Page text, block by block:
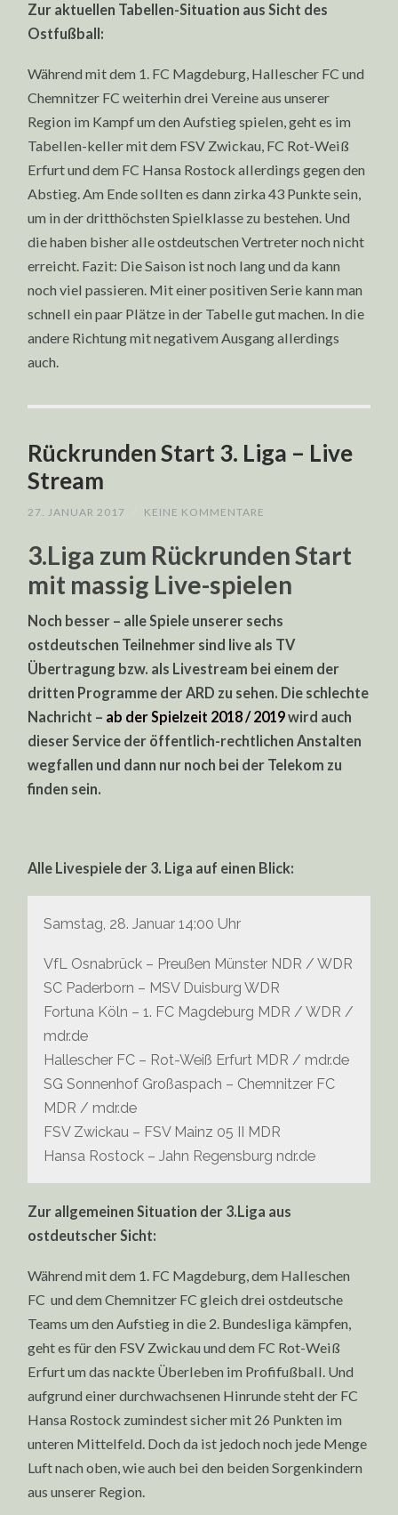
Zur aktuellen Tabellen-Situation aus Sicht des
Ostfußball:
Während mit dem 1. FC Magdeburg, Hallescher FC und
Chemnitzer FC weiterhin drei Vereine aus unserer
Region im Kampf um den Aufstieg spielen, geht es im
Tabellen-keller mit dem FSV Zwickau, FC Rot-Weiß
Erfurt und dem FC Hansa Rostock allerdings gegen den
Abstieg. Am Ende sollten es dann zirka 43 Punkte sein,
um in der dritthöchsten Spielklasse zu bestehen. Und
die haben bisher alle ostdeutschen Vertreter noch nicht
erreicht. Fazit: Die Saison ist noch lang und da kann
noch viel passieren. Mit einer positiven Serie kann man
schnell ein paar Plätze in der Tabelle gut machen. In die
andere Richtung mit negativem Ausgang allerdings
auch.
Rückrunden Start 3. Liga – Live
Stream
27. JANUAR 2017 KEINE KOMMENTARE
3.Liga zum Rückrunden Start
mit massig Live-spielen
Noch besser – alle Spiele unserer sechs
ostdeutschen Teilnehmer sind live als TV
Übertragung bzw. als Livestream bei einem der
dritten Programme der ARD zu sehen. Die schlechte
Nachricht – ab der Spielzeit 2018 / 2019wird auch
dieser Service der öffentlich-rechtlichen Anstalten
wegfallen und dann nur noch bei der Telekom zu
finden sein.
Alle Livespiele der 3. Liga auf einen Blick:
Samstag, 28. Januar 14:00 Uhr
VfL Osnabrück – Preußen Münster NDR / WDR
SC Paderborn – MSV Duisburg WDR
Fortuna Köln – 1. FC Magdeburg MDR / WDR /
mdr.de
Hallescher FC – Rot-Weiß Erfurt MDR / mdr.de
SG Sonnenhof Großaspach – Chemnitzer FC
MDR / mdr.de
FSV Zwickau – FSV Mainz 05 II MDR
Hansa Rostock – Jahn Regensburg ndr.de
Zur allgemeinen Situation der 3.Liga aus
ostdeutscher Sicht:
Während mit dem 1. FC Magdeburg, dem Halleschen
FC und dem Chemnitzer FC gleich drei ostdeutsche
Teams um den Aufstieg in die 2. Bundesliga kämpfen,
geht es für den FSV Zwickau und dem FC Rot-Weiß
Erfurt um das nackte Überleben im Profifußball. Und
aufgrund einer durchwachsenen Hinrunde steht der FC
Hansa Rostock zumindest sicher mit 26 Punkten im
unteren Mittelfeld. Doch da ist jedoch noch jede Menge
Luft nach oben, wie auch bei den beiden Sorgenkindern
aus unserer Region.